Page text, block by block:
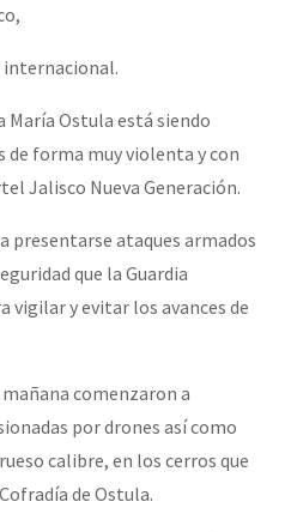
internacional.
María Ostula está siendo
forma muy violenta y con
Jalisco Nueva Generación.
presentarse ataques armados
que la Guardia
vigilar y evitar los avances de
comenzaron a
por drones así como
calibre, en los cerros que
de Ostula.